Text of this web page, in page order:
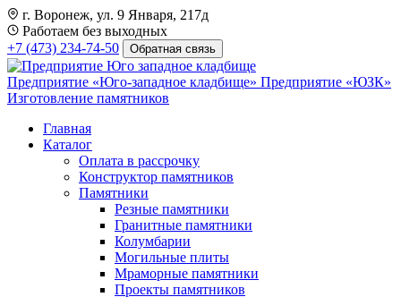
г. Воронеж, ул. 9 Января, 217д
Работаем без выходных
+7 (473) 234-74-50
Обратная связь
Предприятие «Юго-западное кладбище» Предприятие «ЮЗК»
Изготовление памятников
Главная
Каталог
Оплата в рассрочку
Конструктор памятников
Памятники
Резные памятники
Гранитные памятники
Колумбарии
Могильные плиты
Мраморные памятники
Проекты памятников